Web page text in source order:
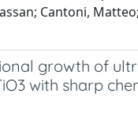
Cantoni,
growth of
with sharp